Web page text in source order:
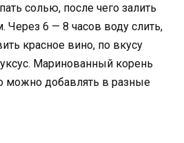
солью, после чего залить
Через 6 — 8 часов воду слить,
красное вино, по вкусу
Маринованный корень
можно добавлять в разные